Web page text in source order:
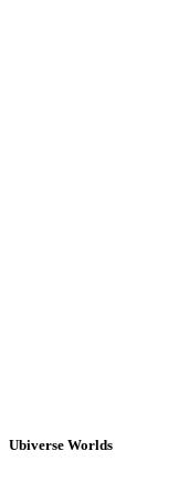
Ubiverse Worlds